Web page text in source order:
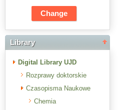
Library
Digital Library UJD
Rozprawy doktorskie
Czasopisma Naukowe
Chemia